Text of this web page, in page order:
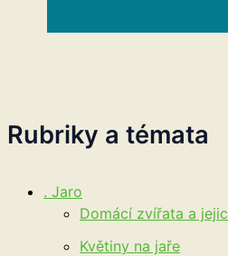
Rubriky a témata
. Jaro
Domácí zvířata a
Květiny na jaře